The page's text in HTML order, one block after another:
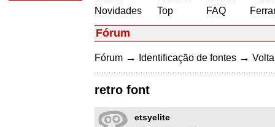
Novidades
Top
FAQ
Fórum
Fórum → Identificação de fontes →
retro font
etsyelite